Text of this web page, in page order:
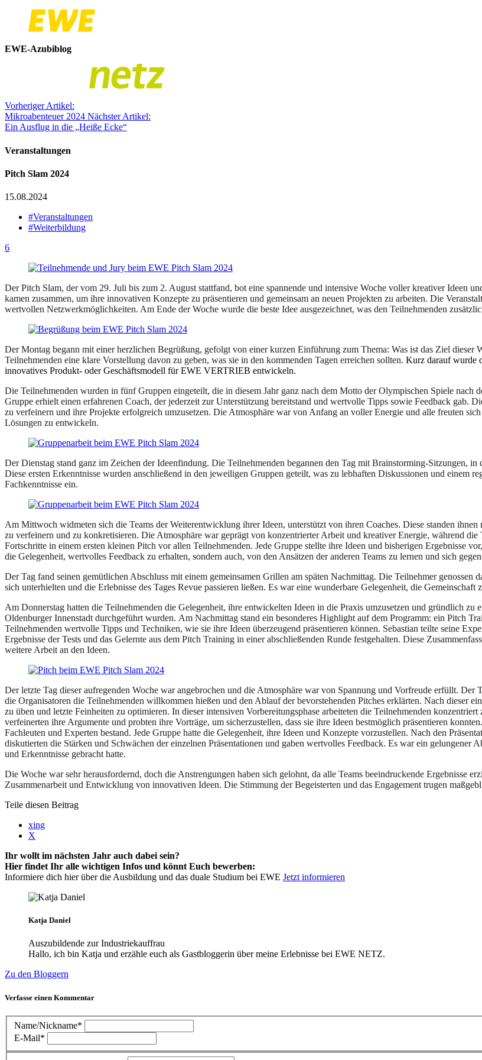
EWE-Azubiblog
Vorheriger Artikel:
Mikroabenteuer 2024 Nächster Artikel:
Ein Ausflug in die „Heiße Ecke“
Veranstaltungen
Pitch Slam 2024
15.08.2024
#Veranstaltungen
#Weiterbildung
6
Der Pitch Slam, der vom 29. Juli bis zum 2. August stattfand, bot eine spannende und intensive Woche voller kreativer Ideen
kamen zusammen, um ihre innovativen Konzepte zu präsentieren und gemeinsam an neuen Projekten zu arbeiten. Die
wertvollen Netzwerkmöglichkeiten. Am Ende der Woche wurde die beste Idee ausgezeichnet, was den Teilnehmenden
Der Montag begann mit einer herzlichen Begrüßung, gefolgt von einer kurzen Einführung zum Thema: Was ist das Ziel dieser
Teilnehmenden eine klare Vorstellung davon zu geben, was sie in den kommenden Tagen erreichen sollten. Kurz darauf wurde
innovatives Produkt- oder Geschäftsmodell für EWE VERTRIEB entwickeln.
Die Teilnehmenden wurden in fünf Gruppen eingeteilt, die in diesem Jahr ganz nach dem Motto der Olympischen Spiele
Gruppe erhielt einen erfahrenen Coach, der jederzeit zur Unterstützung bereitstand und wertvolle Tipps sowie Feedback gab.
zu verfeinern und ihre Projekte erfolgreich umzusetzen. Die Atmosphäre war von Anfang an voller Energie und alle freuten
Lösungen zu entwickeln.
Der Dienstag stand ganz im Zeichen der Ideenfindung. Die Teilnehmenden begannen den Tag mit Brainstorming-Sitzungen,
Diese ersten Erkenntnisse wurden anschließend in den jeweiligen Gruppen geteilt, was zu lebhaften Diskussionen und einem
Fachkenntnisse ein.
Am Mittwoch widmeten sich die Teams der Weiterentwicklung ihrer Ideen, unterstützt von ihren Coaches. Diese standen
zu verfeinern und zu konkretisieren. Die Atmosphäre war geprägt von konzentrierter Arbeit und kreativer Energie, während
Fortschritte in einem ersten kleinen Pitch vor allen Teilnehmenden. Jede Gruppe stellte ihre Ideen und bisherigen Ergebnisse
die Gelegenheit, wertvolles Feedback zu erhalten, sondern auch, von den Ansätzen der anderen Teams zu lernen und sich
Der Tag fand seinen gemütlichen Abschluss mit einem gemeinsamen Grillen am späten Nachmittag. Die Teilnehmer genossen
sich unterhielten und die Erlebnisse des Tages Revue passieren ließen. Es war eine wunderbare Gelegenheit, die Gemeinschaft
Am Donnerstag hatten die Teilnehmenden die Gelegenheit, ihre entwickelten Ideen in die Praxis umzusetzen und gründlich
Oldenburger Innenstadt durchgeführt wurden. Am Nachmittag stand ein besonderes Highlight auf dem Programm: ein Pitch
Teilnehmenden wertvolle Tipps und Techniken, wie sie ihre Ideen überzeugend präsentieren können. Sebastian teilte seine
Ergebnisse der Tests und das Gelernte aus dem Pitch Training in einer abschließenden Runde festgehalten. Diese
weitere Arbeit an den Ideen.
Der letzte Tag dieser aufregenden Woche war angebrochen und die Atmosphäre war von Spannung und Vorfreude erfüllt.
die Organisatoren die Teilnehmenden willkommen hießen und den Ablauf der bevorstehenden Pitches erklärten. Nach dieser
zu üben und letzte Feinheiten zu optimieren. In dieser intensiven Vorbereitungsphase arbeiteten die Teilnehmenden
verfeinerten ihre Argumente und probten ihre Vorträge, um sicherzustellen, dass sie ihre Ideen bestmöglich präsentieren
Fachleuten und Experten bestand. Jede Gruppe hatte die Gelegenheit, ihre Ideen und Konzepte vorzustellen. Nach den
diskutierten die Stärken und Schwächen der einzelnen Präsentationen und gaben wertvolles Feedback. Es war ein
und Erkenntnisse gebracht hatte.
Die Woche war sehr herausfordernd, doch die Anstrengungen haben sich gelohnt, da alle Teams beeindruckende Ergebnisse
Zusammenarbeit und Entwicklung von innovativen Ideen. Die Stimmung der Begeisterten und das Engagement trugen
Teile diesen Beitrag
xing
X
Ihr wollt im nächsten Jahr auch dabei sein?
Hier findet Ihr alle wichtigen Infos und könnt Euch bewerben:
Informiere dich hier über die Ausbildung und das duale Studium bei EWE Jetzt informieren
Katja Daniel
Auszubildende zur Industriekauffrau
Hallo, ich bin Katja und erzähle euch als Gastbloggerin über meine Erlebnisse bei EWE NETZ.
Zu den Bloggern
Verfasse einen Kommentar
Name/Nickname*
E-Mail*